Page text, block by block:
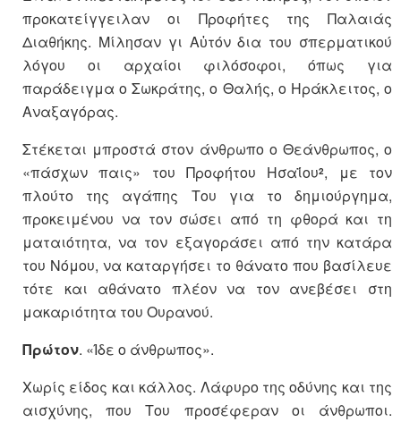
προκατείγγειλαν οι Προφήτες της Παλαιάς
Διαθήκης. Μίλησαν γι Αὐτόν δια του σπερματικού
λόγου οι αρχαίοι φιλόσοφοι, όπως για
παράδειγμα ο Σωκράτης, ο Θαλής, ο Ηράκλειτος, ο
Αναξαγόρας.
Στέκεται μπροστά στον άνθρωπο ο Θεάνθρωπος, ο
«πάσχων παις» του Προφήτου Ησαΐου2, με τον
πλούτο της αγάπης Του για το δημιούργημα,
προκειμένου να τον σώσει από τη φθορά και τη
ματαιότητα, να τον εξαγοράσει από την κατάρα
του Νόμου, να καταργήσει το θάνατο που βασίλευε
τότε και αθάνατο πλέον να τον ανεβέσει στη
μακαριότητα του Ουρανού.
Πρώτον. «Ίδε ο άνθρωπος».
Χωρίς είδος και κάλλος. Λάφυρο της οδύνης και της
αισχύνης, που Του προσέφεραν οι άνθρωποι.